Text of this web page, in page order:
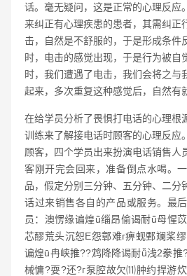
话。毫无疑问，这是正常的心理反应
来纠正有心理疾患的患者，其需纠正
击，自然是不舒服的，于是形成条件
时，电击的感觉出现，于是行为被自
时，我们遭遇了电击，我们会将之与
起来，多次重复这种感觉后，自然有
在给学员分析了畏惧打电话的心理根
训练来了解接电话时顾客的心理反应
顾客，四个学员出来扮演电话销售人
客刚开完会回来，准备倒点水喝。
品，假定分别三分钟、五分钟、二分
话过来销售各自的产品或服务。最
员：澳愣缘谝煌ǖ缁昂偷谒耐ǖ母惺
芯醪荒头沉恕E怨鄣难г痹蚬鄄斓桨
谝煌ū冉峡推??鸩降降谒耐ǚ浅2豢推
械慵?耍?还?г泵腔故欠⑾肿约捍游